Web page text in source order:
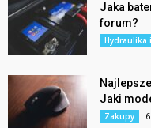
Jaka
forum?
Hydraulika
Jaki
Zakupy